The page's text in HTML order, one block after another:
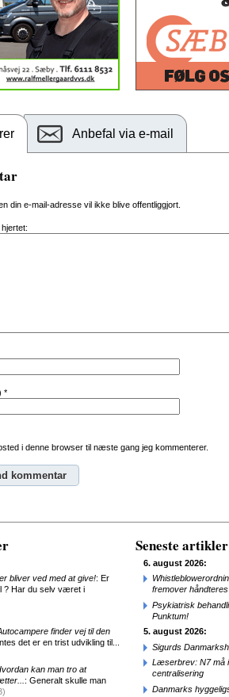
Anbefal via e-mail
din e-mail-adresse vil ikke blive offentliggjort.
*
i denne browser til næste gang jeg kommenterer.
bliver ved med at give!: Er
? Har du selv været i
finder vej til den
det er en trist udvikling til...
kan man tro at
: Generalt skulle man
Seneste artikler
6. august 2026:
fremover
Psykiatrisk
Punktum!
5. august 2026:
Sigurds
Læserbrev: N7 må
centralisering
Danmarks